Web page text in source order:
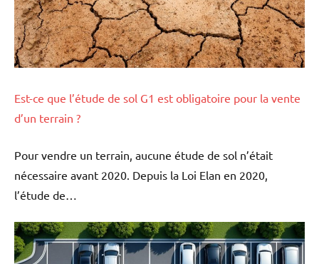
Est-ce que l’étude de sol G1 est obligatoire pour la vente
d’un terrain ?
Pour vendre un terrain, aucune étude de sol n’était
nécessaire avant 2020. Depuis la Loi Elan en 2020,
l’étude de…